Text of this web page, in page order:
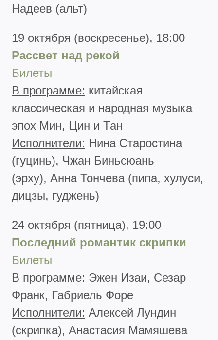
Надеев (альт)
19 октября (воскресенье), 18:00
Рассвет над рекой
Билеты
В программе: китайская
классическая и народная музыка
эпох Мин, Цин и Тан
Исполнители: Нина Старостина
(гуцинь), Чжан Биньсюань
(эрху), Анна Тончева (пипа, хулуси,
дицзы, гуджень)
24 октября (пятница), 19:00
Последний романтик скрипки
Билеты
В программе: Эжен Изаи, Сезар
Франк, Габриель Форе
Исполнители: Алексей Лундин
(скрипка), Анастасия Мамяшева